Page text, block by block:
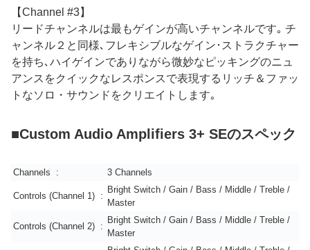
【Channel #3】
リードチャンネルは最もゲインが高いチャンネルです｡ チ
ャンネル２と同様､フレキシブルなゲイン･ストラクチャー
を持ち､ハイゲインでありながら微妙なピッキングのニュ
アンスをクイックなレスポンスで表現するリッチ＆ファッ
トなソロ・サウンドをクリエイトします｡
■Custom Audio Amplifiers 3+ SEのスペック
Channels : 3 Channels
Controls (Channel 1) :
Bright Switch / Gain / Bass / Middle / Treble /
Master
Controls (Channel 2) :
Bright Switch / Gain / Bass / Middle / Treble /
Master